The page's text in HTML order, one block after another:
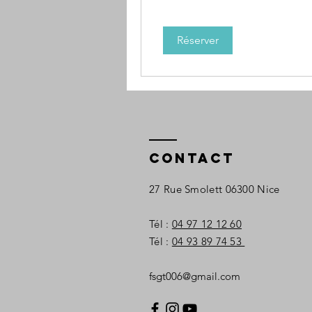
Réserver
Contact
27 Rue Smolett 06300 Nice
Tél : 04 97 12 12 60
Tél : 04 93 89 74 53
fsgt006@gmail.com